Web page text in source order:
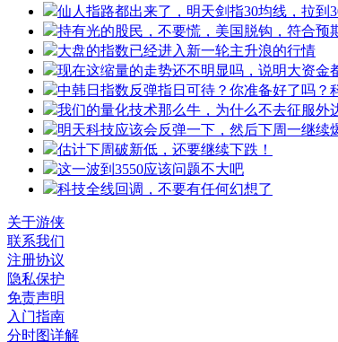
仙人指路都出来了，明天剑指30均线，拉到
持有光的股民，不要慌，美国脱钩，符合预
大盘的指数已经进入新一轮主升浪的行情
现在这缩量的走势还不明显吗，说明大资金
中韩日指数反弹指日可待？你准备好了吗？
我们的量化技术那么牛，为什么不去征服外
明天科技应该会反弹一下，然后下周一继续
估计下周破新低，还要继续下跌！
这一波到3550应该问题不大吧
科技全线回调，不要有任何幻想了
关于游侠
联系我们
注册协议
隐私保护
免责声明
入门指南
分时图详解